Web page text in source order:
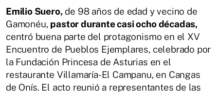
Emilio Suero, de 98 años de edad y vecino de
Gamonéu, pastor durante casi ocho décadas,
centró buena parte del protagonismo en el XV
Encuentro de Pueblos Ejemplares, celebrado por
la Fundación Princesa de Asturias en el
restaurante Villamaría-El Campanu, en Cangas
de Onís. El acto reunió a representantes de las